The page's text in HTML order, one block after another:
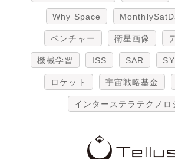
Why Space
ベンチャー 衛星画像
機械学習 ISS SAR
ロケット 宇宙戦略基金
インターステラテクノロ